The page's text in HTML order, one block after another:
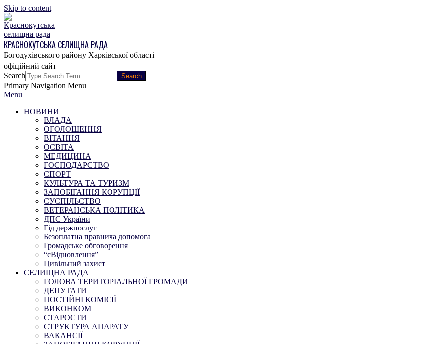
Skip to content
КРАСНОКУТСЬКА СЕЛИЩНА РАДА
Богодухівського району Харківської області
Search
Primary Navigation Menu
Menu
НОВИНИ
ВЛАДА
ОГОЛОШЕННЯ
ВІТАННЯ
ОСВІТА
МЕДИЦИНА
ГОСПОДАРСТВО
СПОРТ
КУЛЬТУРА ТА ТУРИЗМ
ЗАПОБІГАННЯ КОРУПЦІЇ
СУСПІЛЬСТВО
ВЕТЕРАНСЬКА ПОЛІТИКА
ДПС України
Гід держпослуг
Безоплатна правнича допомога
Громадське обговорення
“єВідновлення”
Цивільний захист
СЕЛИЩНА РАДА
ГОЛОВА ТЕРИТОРІАЛЬНОЇ ГРОМАДИ
ДЕПУТАТИ
ПОСТІЙНІ КОМІСІЇ
ВИКОНКОМ
СТАРОСТИ
СТРУКТУРА АПАРАТУ
ВАКАНСІЇ